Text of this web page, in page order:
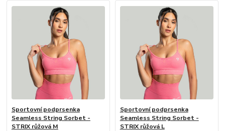
Sportovní podprsenka
Seamless String Sorbet -
STRIX růžová M
Sportovní podprsenka
Seamless String Sorbet -
STRIX růžová L